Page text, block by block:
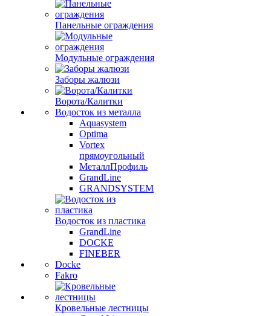
Панельные ограждения
Модульные ограждения
Заборы жалюзи
Ворота/Калитки
Водосток из металла
Aquasystem
Optima
Vortex
прямоугольный
МеталлПрофиль
GrandLine
GRANDSYSTEM
Водосток из пластика
GrandLine
DOCKE
FINEBER
Docke
Fakro
Кровельные лестницы